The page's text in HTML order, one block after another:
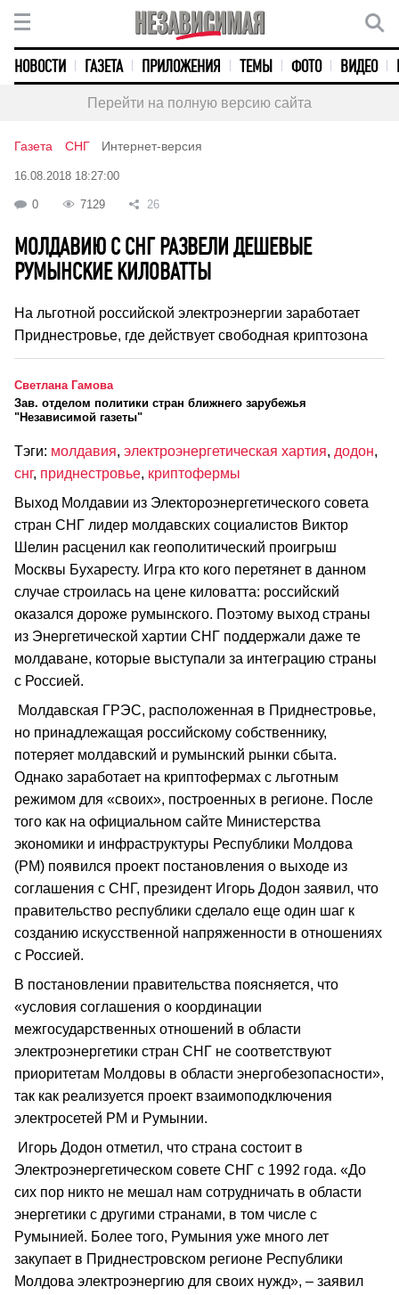
НОВОСТИ ГАЗЕТА ПРИЛОЖЕНИЯ ТЕМЫ ФОТО ВИДЕО
Перейти на полную версию сайта
Газета СНГ Интернет-версия
16.08.2018 18:27:00
0 7129 26
МОЛДАВИЮ С СНГ РАЗВЕЛИ ДЕШЕВЫЕ
РУМЫНСКИЕ КИЛОВАТТЫ
На льготной российской электроэнергии заработает
Приднестровье, где действует свободная криптозона
Светлана Гамова
Зав. отделом политики стран ближнего зарубежья
"Независимой газеты"
Тэги: молдавия, электроэнергетическая хартия, додон,
снг, приднестровье, криптофермы
Выход Молдавии из Электороэнергетического совета
стран СНГ лидер молдавских социалистов Виктор
Шелин расценил как геополитический проигрыш
Москвы Бухаресту. Игра кто кого перетянет в данном
случае строилась на цене киловатта: российский
оказался дороже румынского. Поэтому выход страны
из Энергетической хартии СНГ поддержали даже те
молдаване, которые выступали за интеграцию страны
с Россией.
Молдавская ГРЭС, расположенная в Приднестровье,
но принадлежащая российскому собственнику,
потеряет молдавский и румынский рынки сбыта.
Однако заработает на криптофермах с льготным
режимом для «своих», построенных в регионе. После
того как на официальном сайте Министерства
экономики и инфраструктуры Республики Молдова
(РМ) появился проект постановления о выходе из
соглашения с СНГ, президент Игорь Додон заявил, что
правительство республики сделало еще один шаг к
созданию искусственной напряженности в отношениях
с Россией.
В постановлении правительства поясняется, что
«условия соглашения о координации
межгосударственных отношений в области
электроэнергетики стран СНГ не соответствуют
приоритетам Молдовы в области энергобезопасности»,
так как реализуется проект взаимоподключения
электросетей РМ и Румынии.
Игорь Додон отметил, что страна состоит в
Электроэнергетическом совете СНГ с 1992 года. «До
сих пор никто не мешал нам сотрудничать в области
энергетики с другими странами, в том числе с
Румынией. Более того, Румыния уже много лет
закупает в Приднестровском регионе Республики
Молдова электроэнергию для своих нужд», – заявил